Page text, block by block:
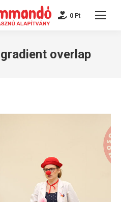
0 Ft
overlap